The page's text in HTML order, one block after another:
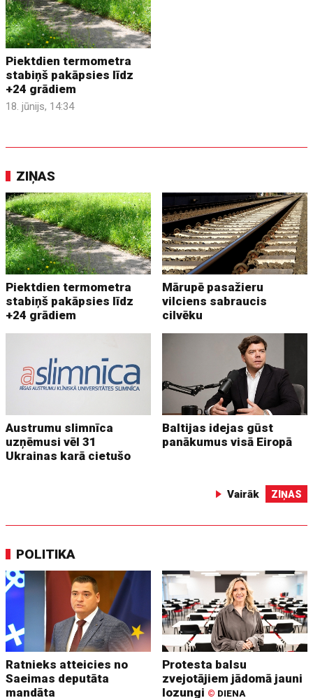
Piektdien termometra
stabiņš pakāpsies līdz
+24 grādiem
18. jūnijs, 14:34
ZIŅAS
Piektdien termometra
stabiņš pakāpsies līdz
+24 grādiem
Mārupē pasažieru
vilciens sabraucis
cilvēku
Austrumu slimnīca
uzņēmusi vēl 31
Ukrainas karā cietušo
Baltijas idejas gūst
panākumus visā Eiropā
Vairāk ZIŅAS
POLITIKA
Ratnieks atteicies no
Saeimas deputāta
mandāta
Protesta balsu
zvejotājiem jādomā jauni
lozungi © DIENA